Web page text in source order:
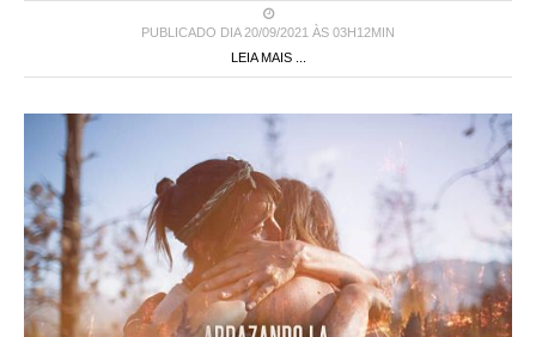
PUBLICADO DIA 20/09/2021 ÀS 03H12MIN
LEIA MAIS ...